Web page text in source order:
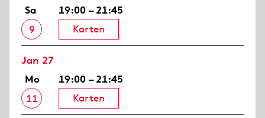
Sa
9
19:00 – 21:45
Karten
Jan 27
Mo
11
19:00 – 21:45
Karten